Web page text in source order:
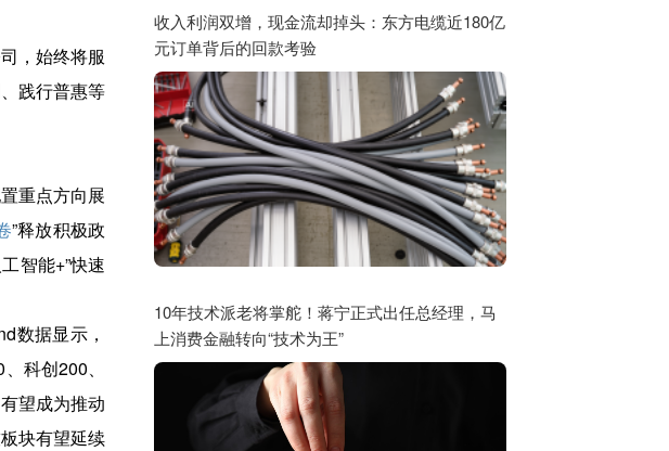
，始终将服
践行普惠等
重点方向展
”释放积极政
智能+”快速
数据显示，
科创200、
望成为推动
块有望延续
收入利润双增，现金流却掉头：东方电缆近180亿
元订单背后的回款考验
10年技术派老将掌舵！蒋宁正式出任总经理，马
上消费金融转向“技术为王”